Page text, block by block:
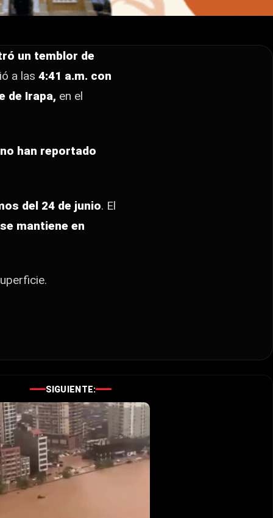
un temblor de
a las 4:41 a.m. con
de Irapa, en el
no han reportado
del 24 de junio. El
se mantiene en
SIGUIENTE: